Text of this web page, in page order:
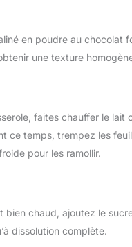
en poudre au chocolat
une texture
faites chauffer le lait
ce temps, trempez les
pour les ramollir.
bien chaud, ajoutez le
dissolution complète.